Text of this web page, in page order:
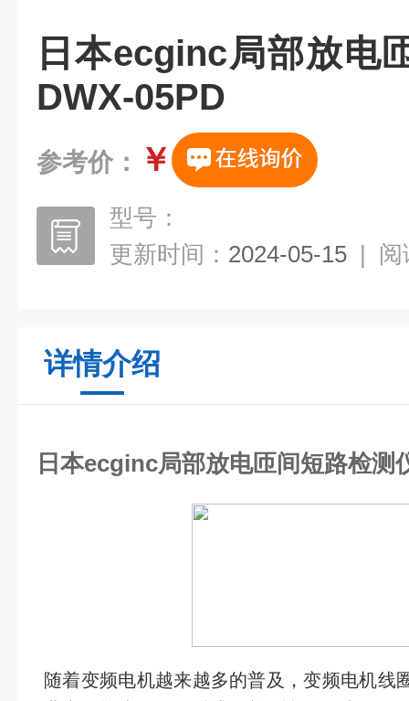
日本ecginc局部放电
DWX-05PD
参考价： ￥
型号：
更新时间： 2024-05-15 | 阅
详情介绍
日本ecginc局部放电匝间短路检测
随着变频电机越来越多的普及，变频电机线